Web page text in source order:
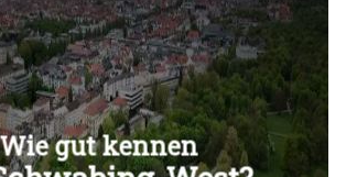
Überspringen